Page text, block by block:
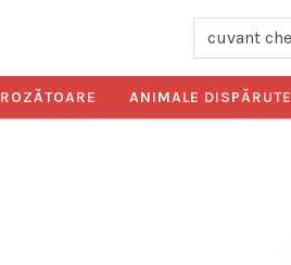
ROZĂTOARE ANIMALE DISPĂRUTE